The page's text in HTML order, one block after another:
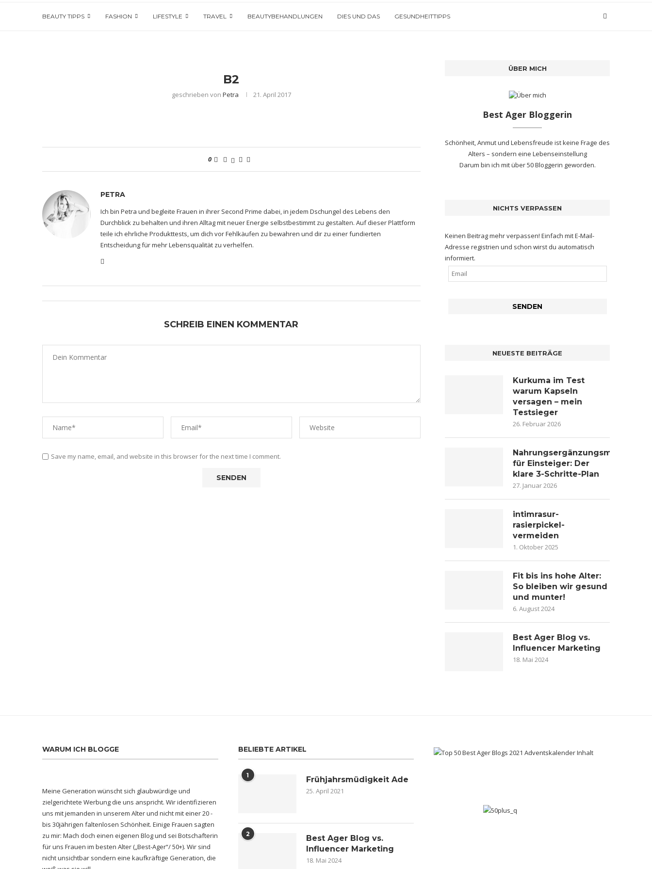
BEAUTY TIPPS FASHION LIFESTYLE TRAVEL BEAUTYBEHANDLUNGEN DIES UND DAS GESUNDHEITTIPPS
B2
geschrieben von Petra 21. April 2017
0
PETRA
Ich bin Petra und begleite Frauen in ihrer Second Prime dabei, in jedem Dschungel des Lebens den
Durchblick zu behalten und ihren Alltag mit neuer Energie selbstbestimmt zu gestalten. Auf dieser Plattform
teile ich ehrliche Produkttests, um dich vor Fehlkäufen zu bewahren und dir zu einer fundierten
Entscheidung für mehr Lebensqualität zu verhelfen.
SCHREIB EINEN KOMMENTAR
Save my name, email, and website in this browser for the next time I comment.
ÜBER MICH
Best Ager Bloggerin
Schönheit, Anmut und Lebensfreude ist keine Frage des
Alters – sondern eine Lebenseinstellung
Darum bin ich mitüber 50 Bloggerin geworden.
NICHTS VERPASSEN
Keinen Beitrag mehr verpassen! Einfach mit E-Mail-
Adresse registrien und schon wirst du automatisch
informiert.
NEUESTE BEITRÄGE
Kurkuma im Test
warum Kapseln
versagen – mein
Testsieger
26. Februar 2026
Nahrungsergänzungsmittel
für Einsteiger: Der
klare 3-Schritte-Plan
27. Januar 2026
intimrasur-
rasierpickel-
vermeiden
1. Oktober 2025
Fit bis ins hohe Alter:
So bleiben wir gesund
und munter!
6. August 2024
Best Ager Blog vs.
Influencer Marketing
18. Mai 2024
WARUM ICH BLOGGE
Meine Generation wünscht sich glaubwürdige und
zielgerichtete Werbung die uns anspricht. Wir identifizieren
uns mit jemanden in unserem Alter und nicht mit einer 20 -
bis 30jährigen faltenlosen Schönheit. Einige Frauen sagten
zu mir: Mach doch einen eigenen Blog und sei Botschafterin
für uns Frauen im besten Alter („Best-Ager“/ 50+). Wir sind
nicht unsichtbar sondern eine kaufkräftige Generation, die
BELIEBTE ARTIKEL
1 Frühjahrsmüdigkeit Ade
25. April 2021
2
Best Ager Blog vs.
Influencer Marketing
18. Mai 2024